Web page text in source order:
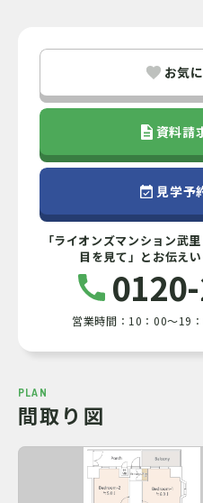
お気
資料請
見学予
「ライオンズマンション
目を見て」とお伝え
営業時間：10：00～19
PLAN
間取り図